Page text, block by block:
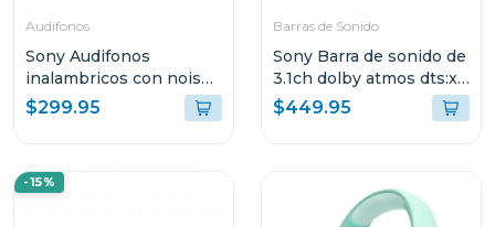
Audifonos
Sony Audifonos
inalambricos con noise
cancelling wf1000xm5
negro
$299.95
Barras de Sonido
Sony Barra de sonido de
3.1ch dolby atmos dts:x
s2000
$449.95
-15%